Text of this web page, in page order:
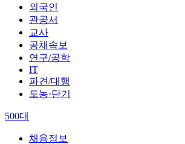
외국인
관공서
교사
공채속보
연구/공학
IT
파견/대행
도농·단기
500대
채용정보